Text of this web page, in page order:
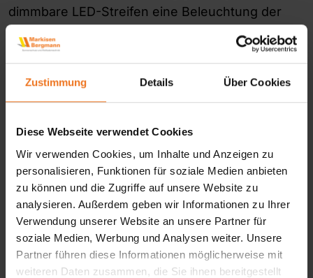
Zustimmung Details Über Cookies
Diese Webseite verwendet Cookies
Wir verwenden Cookies, um Inhalte und Anzeigen zu
personalisieren, Funktionen für soziale Medien anbieten
zu können und die Zugriffe auf unsere Website zu
analysieren. Außerdem geben wir Informationen zu Ihrer
Verwendung unserer Website an unsere Partner für
soziale Medien, Werbung und Analysen weiter. Unsere
Partner führen diese Informationen möglicherweise mit
weiteren Daten zusammen, die Sie ihnen bereitgestellt
dimmbare LED-Streifen eine Beleuchtung der
– direktes oder Ambientelicht, Sie haben die
Weitere hochwertige Features runden die K55
Privatsphäre und Blendschutz, während der
Design Heizstrahler für gemütliche
Abendstunden sorgt. Dank der WMS-
Funksteuerung per App lässt sich die Markise
komfortabel bedienen und automatisch vor
Unwetter schützen.
Entdecken Sie die Terrea K55: individuell